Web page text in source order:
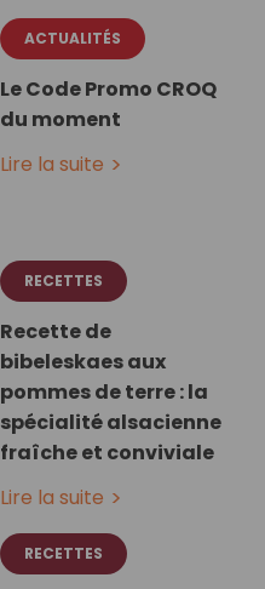
ACTUALITÉS
Le Code Promo CROQ
du moment
Lire la suite
RECETTES
Recette de
bibeleskaes aux
pommes de terre : la
spécialité alsacienne
fraîche et conviviale
Lire la suite
RECETTES